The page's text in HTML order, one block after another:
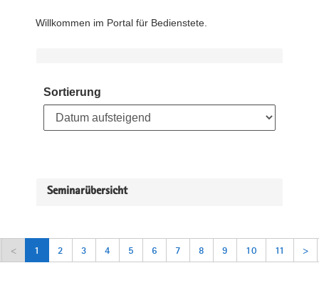
Willkommen im Portal für Bedienstete.
Sortierung
Seminarübersicht
< 1 2 3 4 5 6 7 8 9 10 11 >